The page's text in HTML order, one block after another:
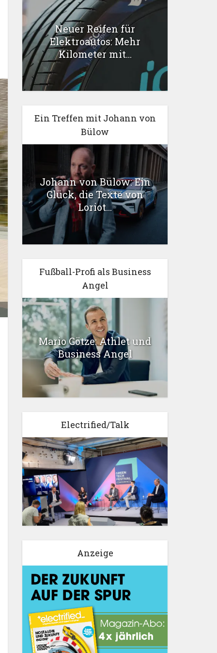
Neuer Reifen für
Elektroautos: Mehr
Kilometer mit...
Ein Treffen mit Johann von
Bülow
Johann von Bülow: Ein
Glück, die Texte von
Loriot...
Fußball-Profi als Business
Angel
Mario Götze: Athlet und
Business Angel
Electrified/Talk
Anzeige